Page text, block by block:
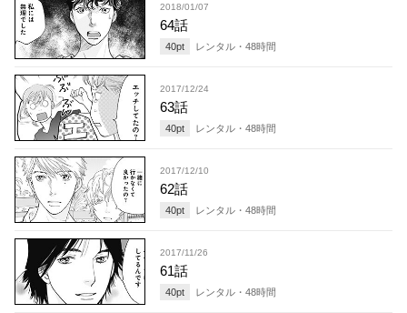
2018/01/07
64話
40pt レンタル・ 48時間
2017/12/24
63話
40pt レンタル・ 48時間
2017/12/10
62話
40pt レンタル・ 48時間
2017/11/26
61話
40pt レンタル・ 48時間